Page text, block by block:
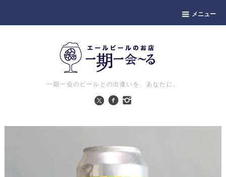
メニュー
一期一会のビールとの出逢いを、あなたに。